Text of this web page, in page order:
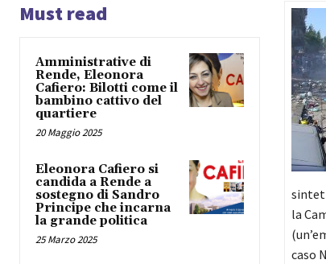
Must read
Amministrative di
Rende, Eleonora
Cafiero: Bilotti come il
bambino cattivo del
quartiere
20 Maggio 2025
Eleonora Cafiero si
candida a Rende a
sostegno di Sandro
Principe che incarna
la grande politica
25 Marzo 2025
la
caso